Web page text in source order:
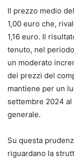
Il prezzo medio
1,00 euro che,
1,16 euro. Il
tenuto, nel
un moderato
dei prezzi del
mantiene per un
settembre 2024 al
generale.
Su questa
riguardano la